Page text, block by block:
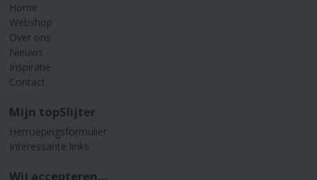
Home
Webshop
Over ons
Nieuws
Inspiratie
Contact
Mijn topSlijter
Herroepingsformulier
Interessante links
Wij accepteren...